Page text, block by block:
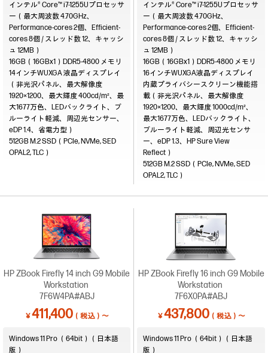
インテル® Core™ i7-1255Uプロセッサ
ー（最大周波数 4.70GHz、
Performance-cores 2個、Efficient-
cores 8個 / スレッド数 12、キャッシ
ュ 12MB）
16GB（16GBx1）DDR5-4800
14インチWUXGA 液晶ディスプレイ
（非光沢パネル、最大解像度
1920×1200、最大輝度 400cd/m²、最
大1677万色、LEDバックライト、ブ
ルーライト軽減、周辺光センサー、
eDP 1.4、省電力型）
512GB M.2 SSD（PCIe, NVMe, SED
OPAL2, TLC）
インテル® Core™ i7-1255Uプロセッサ
ー（最大周波数 4.70GHz、
Performance-cores 2個、Efficient-
cores 8個 / スレッド数 12、キャッシ
ュ 12MB）
16GB（16GBx1）DDR5-4800
16インチWUXGA液晶ディスプレイ
内蔵プライバシースクリーン機能搭
載（非光沢パネル、最大解像度
1920×1200、最大輝度 1000cd/m²、
最大1677万色、LEDバックライト、
ブルーライト軽減、周辺光センサ
ー、eDP 1.3、HP Sure View
Reflect）
512GB M.2 SSD（PCIe, NVMe, SED
OPAL2, TLC）
HP ZBook Firefly 14 inch G9 Mobile
Workstation
7F6W4PA#ABJ
￥411,400 （税込）～
Windows 11 Pro （64bit）（日本語
版）
HP ZBook Firefly 16 inch G9 Mobile
Workstation
7F6X0PA#ABJ
￥437,800 （税込）～
Windows 11 Pro （64bit）（日本語
版）